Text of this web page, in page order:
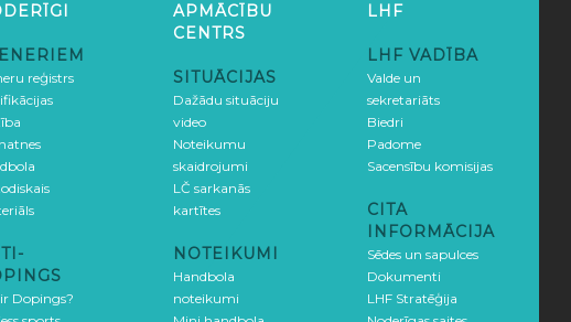
reģistrs
ir Dopings?
APMĀCĪBU
CENTRS
SITUĀCIJAS
Dažādu situāciju
video
Noteikumu
skaidrojumi
LČ sarkanās
kartītes
NOTEIKUMI
Handbola
noteikumi
LHF
LHF VADĪBA
Valde un
sekretariāts
Biedri
Padome
Sacensību komisijas
CITA
INFORMĀCIJA
Sēdes un sapulces
Dokumenti
LHF Stratēģija